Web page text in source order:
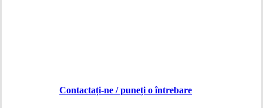
Contactați-ne / puneți o întrebare